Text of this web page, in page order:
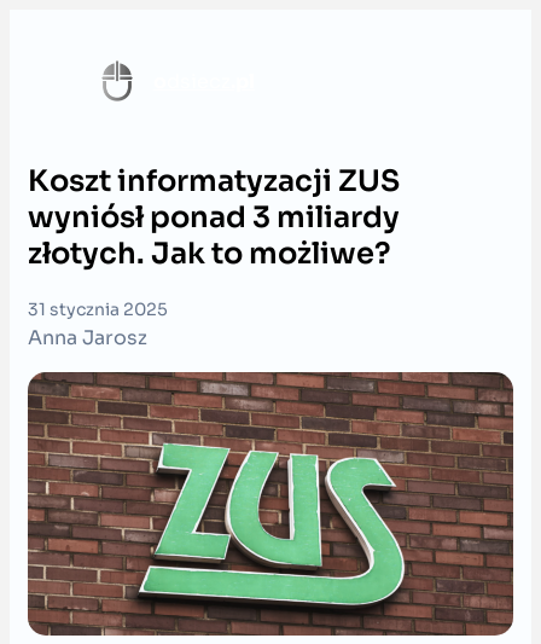
Koszt informatyzacji ZUS
wyniósł ponad 3 miliardy
złotych. Jak to możliwe?
31 stycznia 2025
Anna Jarosz